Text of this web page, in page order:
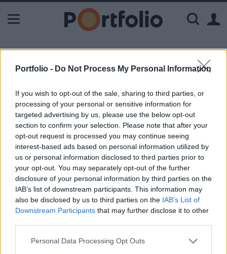
Portfolio - Do Not Process My Personal Information
If you wish to opt-out of the sale, sharing to third parties, or
processing of your personal or sensitive information for
targeted advertising by us, please use the below opt-out
section to confirm your selection. Please note that after your
opt-out request is processed you may continue seeing
interest-based ads based on personal information utilized by
us or personal information disclosed to third parties prior to
your opt-out. You may separately opt-out of the further
disclosure of your personal information by third parties on the
IAB’s list of downstream participants. This information may
also be disclosed by us to third parties on the IAB’s List of
Downstream Participants that may further disclose it to other
Personal Data Processing Opt Outs
megint az EU-nál pattog a labda
Portfolio
2017. október 09. 07:11
Theresa May brit miniszterelnök szerint a brit EU-
tagság megszűnésének feltételeiről folyó
tárgyalásokon London által eddig előterjesztett
javaslatok után most az Európai Unióban maradó
tagországok "térfelén a labda", és a brit kormány
kedvező válaszukban bízik.
May hétfő délután - az újabb tárgyalási forduló